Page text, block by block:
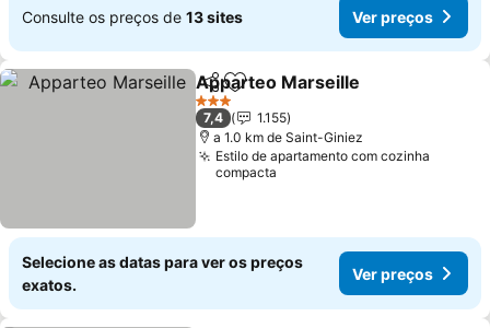
Consulte os preços de 13 sites Ver preços
PartilharAdicionar aos favoritos
Apparteo Marseille
3 Estrelas
7,4
1.155
a 1.0 km de Saint-Giniez
Estilo de apartamento com cozinha
compacta
Selecione as datas para ver os preços
exatos.
Ver preços